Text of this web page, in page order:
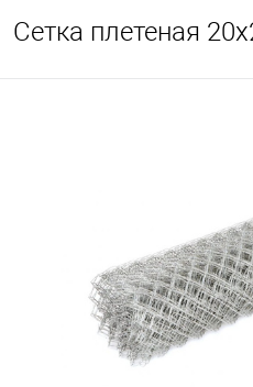
Сетка плетеная